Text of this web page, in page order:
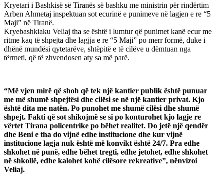
Kryetari i Bashkisë së Tiranës së bashku me ministrin për rindërtim
Arben Ahmetaj inspektuan sot ecurinë e punimeve në lagjen e re “5
Maji” në Tiranë.
Kryebashkiaku Veliaj tha se është i lumtur që punimet kanë ecur me
ritme kaq të shpejta dhe lagjja e re “5 Maji” po merr formë, duke i
dhënë mundësi qytetarëve, shtëpitë e të cilëve u dëmtuan nga
tërmeti, që të zhvendosen aty sa më parë.
“Më vjen mirë që shoh që tek një kantier publik është punuar
me më shumë shpejtësi dhe cilësi se në një kantier privat. Kjo
është dita me natën. Po punohet me shumë cilësi dhe shumë
shpejt. Fakti që sot shikojmë se si po konturohet kjo lagje re
vërtet Tirana policentrike po bëhet realitet. Do jetë një qendër
dhe Beni e tha do vijnë edhe institucione dhe kur vijnë
institucione lagja nuk është më konvikt është 24/7. Pra edhe
shkohet në punë, edhe bëhet tregti, edhe jetohet, edhe shkohet
në shkollë, edhe kalohet kohë cilësore rekreative”, nënvizoi
Veliaj.